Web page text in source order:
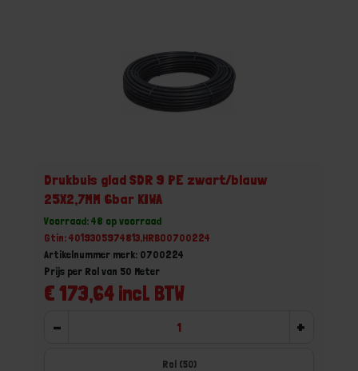
Drukbuis glad SDR 9 PE zwart/blauw
25X2,7MM 6bar KIWA
Voorraad: 48 op voorraad
Gtin: 4019305974813,HRBO0700224
Artikelnummer merk: 0700224
€ 173,64 incl. BTW
Prijs per Rol van 50 Meter
- +
Rol (50)